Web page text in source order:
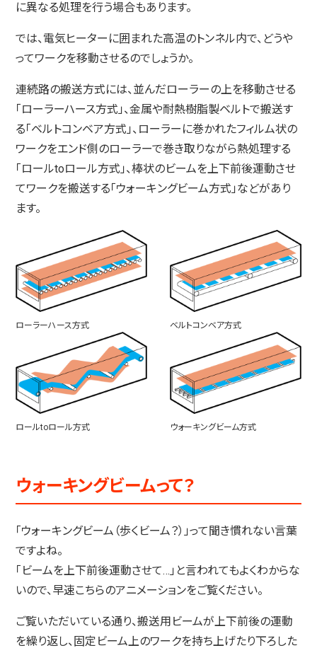
に異なる処理を行う場合もあります。
では、電気ヒーターに囲まれた高温のトンネル内で、どうや
ってワークを移動させるのでしょうか。
連続路の搬送方式には、並んだローラーの上を移動させる
「ローラーハース方式」、金属や耐熱樹脂製ベルトで搬送す
る「ベルトコンベア方式」、ローラーに巻かれたフィルム状の
ワークをエンド側のローラーで巻き取りながら熱処理する
「ロールtoロール方式」、棒状のビームを上下前後運動させ
てワークを搬送する「ウォーキングビーム方式」などがあり
ます。
ローラーハース方式 ベルトコンベア方式
ロールtoロール方式 ウォーキングビーム方式
ウォーキングビームって？
「ウォーキングビーム（歩くビーム？）」って聞き慣れない言葉
ですよね。
「ビームを上下前後運動させて…」と言われてもよくわからな
いので、早速こちらのアニメーションをご覧ください。
ご覧いただいている通り、搬送用ビームが上下前後の運動
を繰り返し、固定ビーム上のワークを持ち上げたり下ろした